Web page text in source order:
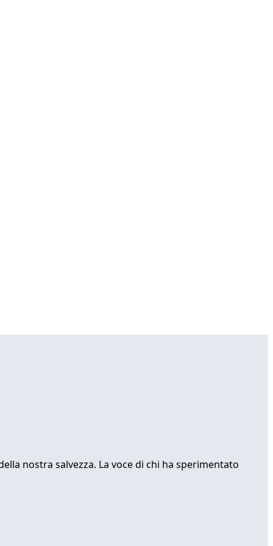
nostra salvezza. La voce di chi ha sperimentato